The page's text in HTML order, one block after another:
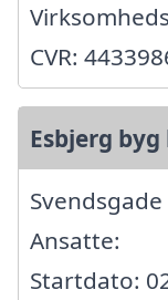
CVR:
Esbjerg
Ansatte:
Startdato: